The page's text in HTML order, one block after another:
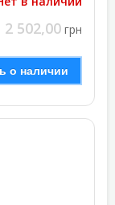
2 502,00 грн
о наличии